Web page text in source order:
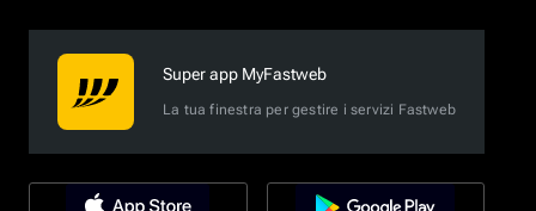
Super app MyFastweb
La tua finestra per gestire i servizi Fastweb